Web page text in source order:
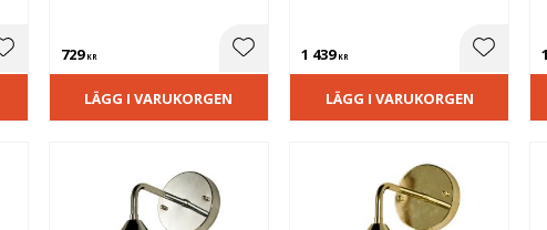
Lägg till i favoriter
729KR Lägg till i favoriter
LÄGG I VARUKORGEN
1 439KR Lägg
LÄGG I VARUKORGEN